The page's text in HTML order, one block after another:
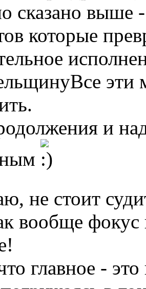
сказано
которые
эти
и
не стоит
вообще фокус
главное -